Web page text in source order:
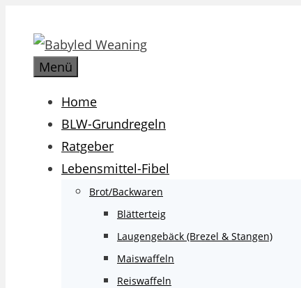
Inhalt
springenMenü
Home
BLW-Grundregeln
Ratgeber
Lebensmittel-Fibel
Brot/Backwaren
Blätterteig
Laugengebäck (Brezel & Stangen)
Maiswaffeln
Reiswaffeln